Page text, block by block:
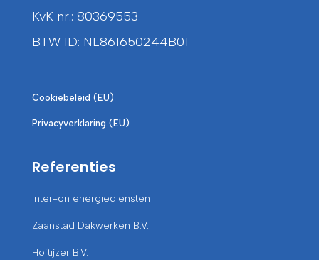
KvK nr.: 80369553
BTW ID: NL861650244B01
Cookiebeleid (EU)
Privacyverklaring (EU)
Referenties
Inter-on energiediensten
Zaanstad Dakwerken B.V.
Hoftijzer B.V.